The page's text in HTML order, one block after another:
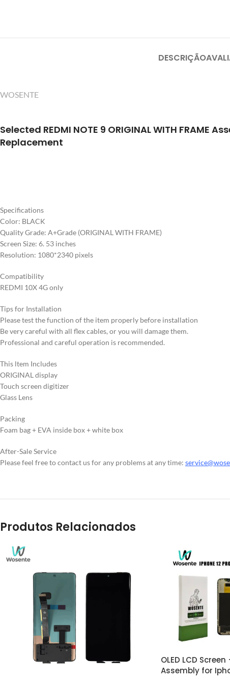
DESCRIÇÃO
WOSENTE
Selected REDMI NOTE 9 ORIGINALWITH FRAME
Replacement
Specifications
Color: BLACK
Quality Grade: A+Grade (ORIGINAL WITH FRAME)
Screen Size: 6. 53 inches
Resolution: 1080*2340 pixels
Compatibility
REDMI 10X 4G only
Tips for Installation
Please test the function of the item properly before installation
Be very careful with all flex cables, or you will damage them.
Professional and careful operation is recommended.
This ltem Includes
ORIGINAL display
Touch screen digitizer
Glass Lens
Packing
Foam bag + EVA inside box + white box
After-Sale Service
Please feel free to contact us for any problems at any time:
Produtos Relacionados
OLED LCD
Assembly for